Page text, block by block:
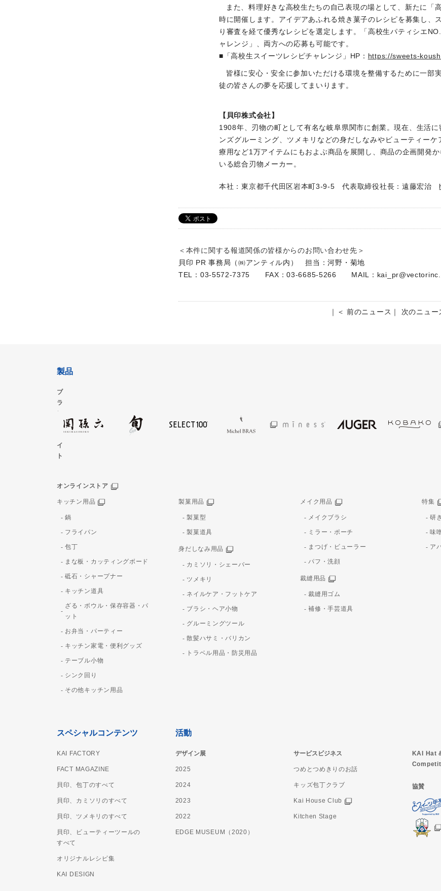
また、料理好きな高校生たちの自己表現の場として、新たに「
時に開催します。アイデアあふれる焼き菓子のレシピを募集し、
り審査を経て優秀なレシピを選定します。「高校生パティシエ
ャレンジ」、両方への応募も可能です。
■「高校生スイーツレシピチャレンジ」HP： https://sweets-
皆様に安心・安全に参加いただける環境を整備するために一部
徒の皆さんの夢を応援してまいります。
【貝印株式会社】
1908年、刃物の町として有名な岐阜県関市に創業。現在、生活
ンズグルーミング、ツメキリなどの身だしなみやビューティー
療用など1万アイテムにもおよぶ商品を展開し、商品の企画開発
いる総合刃物メーカー。
本社：東京都千代田区岩本町3-9-5代表取締役社長：遠藤宏治
＜本件に関する報道関係の皆様からのお問い合わせ先＞
貝印 PR 事務局（㈱アンティル内） 担当：河野・菊地
TEL：03-5572-7375 FAX：03-6685-5266 MAIL：
｜ ＜ 前のニュース ｜ 次のニュー
製品
ブ
ラ
ン
イ
ト
オンラインストア
キッチン用品
鍋
フライパン
包丁
まな板・カッティングボード
砥石・シャープナー
キッチン道具
ざる・ボウル・保存容器・パ
ット
お弁当・パーティー
キッチン家電・便利グッズ
テーブル小物
シンク回り
その他キッチン用品
製菓用品
製菓型
製菓道具
身だしなみ用品
カミソリ・シェーバー
ツメキリ
ネイルケア・フットケア
ブラシ・ヘア小物
グルーミングツール
散髪ハサミ・バリカン
トラベル用品・防災用品
メイク用品
メイクブラシ
ミラー・ポーチ
まつげ・ビューラー
パフ・洗顔
裁縫用品
裁縫用ゴム
補修・手芸道具
特集
研
味
ア
スペシャルコンテンツ
KAI FACTORY
FACT MAGAZINE
貝印、包丁のすべて
貝印、カミソリのすべて
貝印、ツメキリのすべて
貝印、ビューティーツールの
すべて
オリジナルレシピ集
KAI DESIGN
活動
デザイン展
2025
2024
2023
2022
EDGE MUSEUM（2020）
サービスビジネス
つめとつめきりのお話
キッズ包丁クラブ
Kai House Club
Kitchen Stage
KAI Hat
協賛